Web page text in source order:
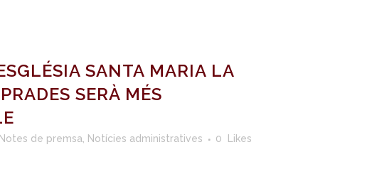
SANTA MARIA LA
SERÀ MÉS
Notes de premsa Notícies administratives 0
Likes